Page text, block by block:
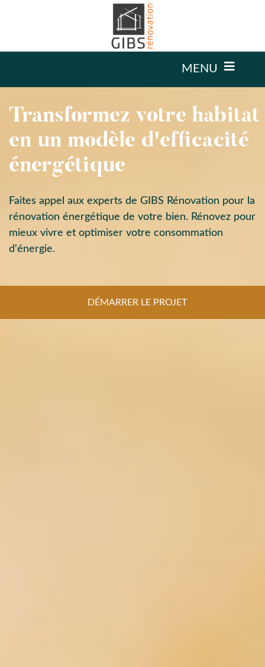
MENU
Transformez votre habitat
en un modèle d'efficacité
énergétique
Faites appel aux experts de GIBS Rénovation pour la
rénovation énergétique de votre bien. Rénovez pour
mieux vivre et optimiser votre consommation
d'énergie.
DÉMARRER LE PROJET